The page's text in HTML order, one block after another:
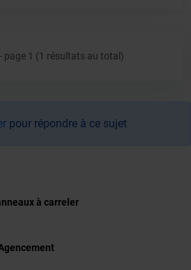
page 1 (1 résultats au total)
pour répondre à ce sujet
à carreler